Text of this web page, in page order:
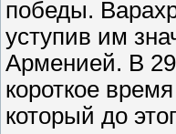
победы.
уступив им
Арменией. В
короткое
который до